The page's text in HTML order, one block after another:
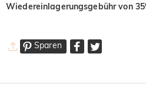
$0.00
Wiedereinlagerungsgebühr von
Sparen